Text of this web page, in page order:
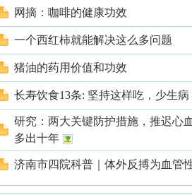
网摘：咖啡的健康功效
一个西红柿就能解决这么多问题
猪油的药用价值和功效
长寿饮食13条: 坚持这样吃，少生
研究：两大关键防护措施，推迟心
多出十年
济南市四院科普｜体外反搏为血管